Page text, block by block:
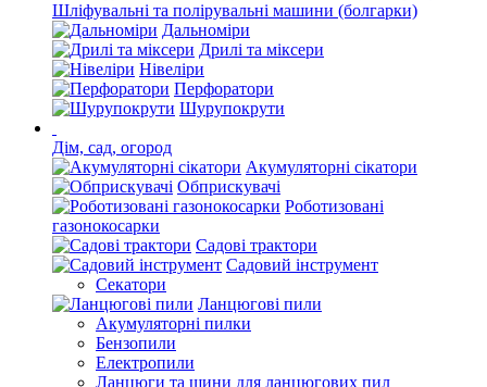
Шліфувальні та полірувальні машини (болгарки)
Дальноміри
Дрилі та міксери
Нівеліри
Перфоратори
Шурупокрути
Дім, сад, огород
Акумуляторні сікатори
Обприскувачі
Роботизовані
газонокосарки
Садові трактори
Садовий інструмент
Секатори
Ланцюгові пили
Акумуляторні пилки
Бензопили
Електропили
Ланцюги та шини для ланцюгових пил